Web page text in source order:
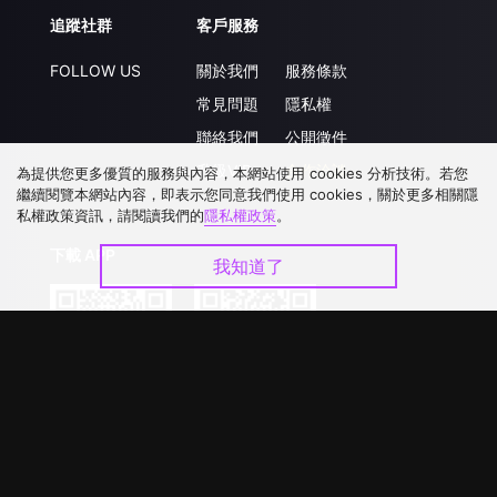
追蹤社群
FOLLOW US
客戶服務
關於我們
常見問題
聯絡我們
升級VIP
服務條款
隱私權
公開徵件
合作洽談
為提供您更多優質的服務與內容，本網站使用 cookies 分析技術。若您
繼續閱覽本網站內容，即表示您同意我們使用 cookies，關於更多相關隱
私權政策資訊，請閱讀我們的隱私權政策。
我知道了